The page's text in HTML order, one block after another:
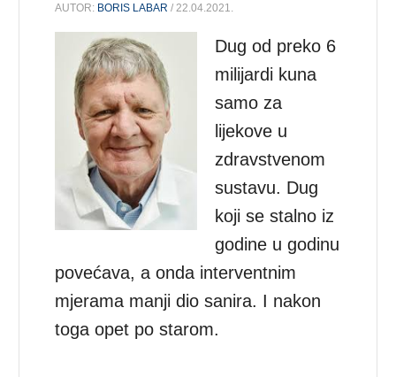
AUTOR: BORIS LABAR / 22.04.2021.
Dug od preko 6
milijardi kuna
samo za
lijekove u
zdravstvenom
sustavu. Dug
koji se stalno iz
godine u godinu
povećava, a onda interventnim
mjerama manji dio sanira. I nakon
toga opet po starom.